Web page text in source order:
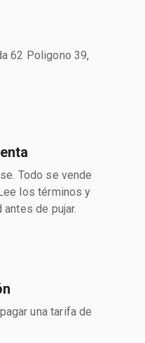
62 Poligono 39,
Todo se vende
los términos y
de pujar.
una tarifa de